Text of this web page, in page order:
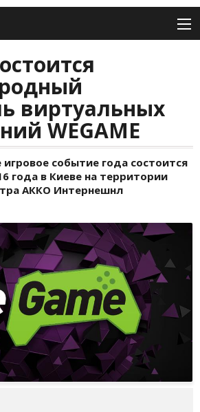
виртуальных
WEGAME
событие года состоится
года в Киеве на территории
AККО Интернешнл